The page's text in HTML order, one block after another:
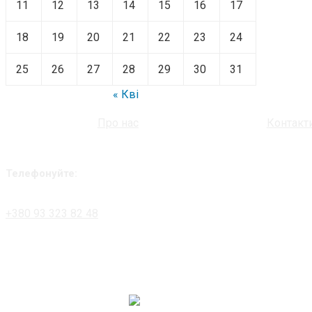
11 12 13 14 15 16 17
18 19 20 21 22 23 24
25 26 27 28 29 30
31
« Кві